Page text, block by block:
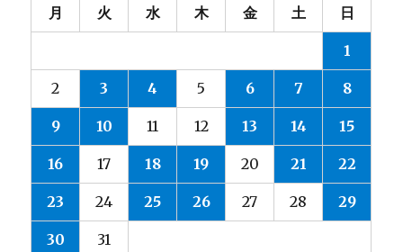
月 火 水 木 金 土 日
1
2 3 4 5 6 7 8
9 10 11 12 13 14 15
16 17 18 19 20 21 22
23 24 25 26 27 28 29
30 31